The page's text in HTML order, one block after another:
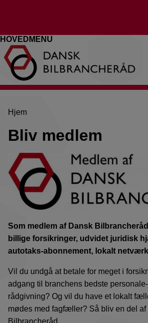
HOVEDMENU
Brødkrumme
Hjem
Bliv medlem
Som medlem af Dansk
billige forsikringer, udvidet juridisk
autotaks-abonnement, lokalt
Vil du undgå at betale for meget i
adgang til branchens bedste
rådgivning? Og vil du have et lokalt
mødes med fagfæller? Så bliv en del af